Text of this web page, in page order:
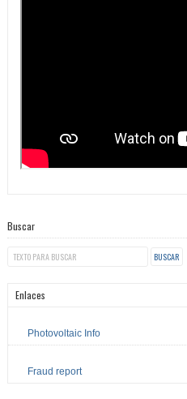
Buscar
Enlaces
Photovoltaic Info
Fraud report